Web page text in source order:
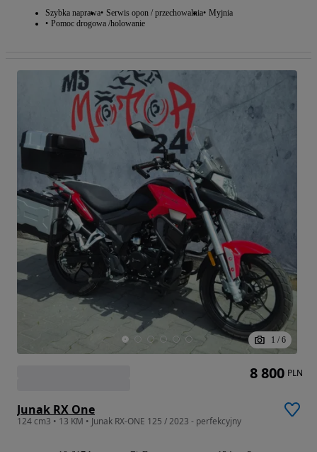
Szybka naprawa Serwis opon / przechowalnia Myjnia
Pomoc drogowa /holowanie
1 / 6
Junak RX One
124 cm3 • 13 KM • Junak RX-ONE 125 / 2023 - perfekcyjny
8 800 PLN